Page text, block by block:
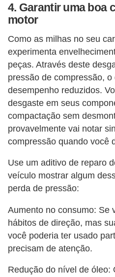
4. Garantir uma boa
motor
Como as milhas no seu
experimenta
peças. Através deste
pressão de compressão,
desempenho reduzidos.
desgaste em seus
compactação sem
provavelmente vai notar
compressão quando você
Use um aditivo de reparo
veículo mostrar algum
perda de pressão:
Aumento no consumo: Se
hábitos de direção, mas
você poderia ter usado
precisam de atenção.
Redução do nível de óleo:
l
é
t
r
i
o
s
e
h
í
b
r
d
o
s